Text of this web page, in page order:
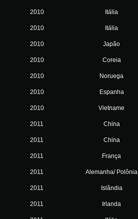
2010 Itália
2010 Itália
2010 Japão
2010 Coreia
2010 Noruega
2010 Espanha
2010 Vietname
2011 China
2011 China
2011 França
2011 Alemanha/ Polônia
2011 Islândia
2011 Irlanda